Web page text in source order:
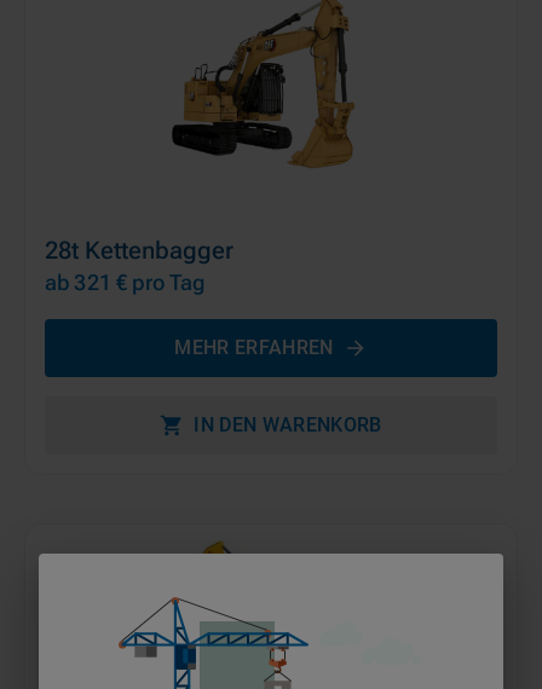
28t Kettenbagger
ab 321 € pro Tag
MEHR ERFAHREN
IN DEN WARENKORB